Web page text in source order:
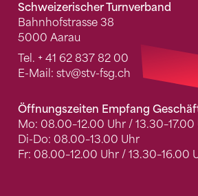
Schweizerischer Turnverband
Bahnhofstrasse 38
5000 Aarau
Tel. + 41 62 837 82 00
E-Mail: stv@stv-fsg.ch
Öffnungszeiten Empfang
Mo: 08.00–12.00 Uhr / 13.30–17.00
Di-Do: 08.00–13.00 Uhr
Fr: 08.00–12.00 Uhr / 13.30–16.00